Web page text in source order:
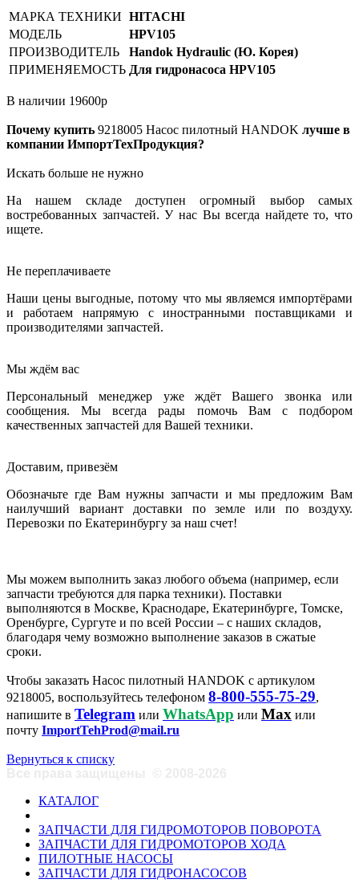
МАРКА ТЕХНИКИ HITACHI
МОДЕЛЬ
HPV105
ПРОИЗВОДИТЕЛЬ
Handok Hydraulic (Ю. Корея)
ПРИМЕНЯЕМОСТЬ Для гидронасоса HPV105
В наличии 19600р
Почему купить 9218005 Насос пилотный HANDOK лучше в
компании ИмпортТехПродукция?
Искать больше не нужно
На нашем складе доступен огромный выбор самых
востребованных запчастей. У нас Вы всегда найдете то, что
ищете.
Не переплачиваете
Наши цены выгодные, потому что мы являемся импортёрами
и работаем напрямую с иностранными поставщиками и
производителями запчастей.
Мы ждём вас
Персональный менеджер уже ждёт Вашего звонка или
сообщения. Мы всегда рады помочь Вам с подбором
качественных запчастей для Вашей техники.
Доставим, привезём
Обозначьте где Вам нужны запчасти и мы предложим Вам
наилучший вариант доставки по земле или по воздуху.
Перевозки по Екатеринбургу за наш счет!
Мы можем выполнить заказ любого объема (например, если
запчасти требуются для парка техники). Поставки
выполняются в Москве, Краснодаре, Екатеринбурге, Томске,
Оренбурге, Сургуте и по всей России – с наших складов,
благодаря чему возможно выполнение заказов в сжатые
сроки.
Чтобы заказать Насос пилотный HANDOK с артикулом
9218005, воспользуйтесь телефоном 8-800-555-75-29,
напишите в Telegram или WhatsApp или Max или
почту ImportTehProd@mail.ru
Вернуться к списку
КАТАЛОГ
ЗАПЧАСТИ ДЛЯ ГИДРОМОТОРОВ ПОВОРОТА
ЗАПЧАСТИ ДЛЯ ГИДРОМОТОРОВ ХОДА
ПИЛОТНЫЕ НАСОСЫ
ЗАПЧАСТИ ДЛЯ ГИДРОНАСОСОВ